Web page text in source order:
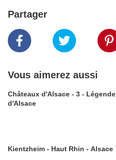
Partager
Vous aimerez aussi
Châteaux d'Alsace - 3 - Légende
d'Alsace
Kientzheim - Haut Rhin - Alsace